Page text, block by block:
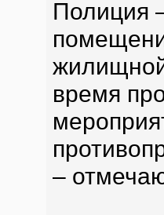
Полиция
время
–